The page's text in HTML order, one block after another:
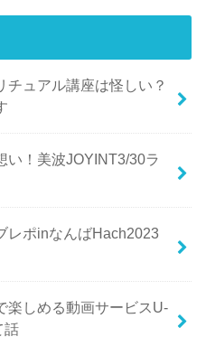
チュアル講座は怪しい？
い！美波JOYINT3/30ラ
レポinなんばHach2023
楽しめる動画サービスU-
話